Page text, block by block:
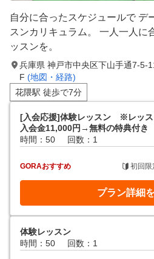
自分に合ったスケジュールで デ
スンカリキュラム。 一人一人に
ッスンを。
兵庫県 神戸市中央区下山手通7-
F (地図・経路)
花隈駅 徒歩で7分
[入会応援]体験レッスン ※レッス
入会金11,000円→無料の特典付き
時間：50
回数：1
GORAおすすめ 初回限
プラン詳細
体験レッスン
時間：50
回数：1